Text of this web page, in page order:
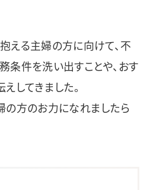
える主婦の方に向けて、不
条件を洗い出すことや、おす
してきました。
の方のお力になれましたら